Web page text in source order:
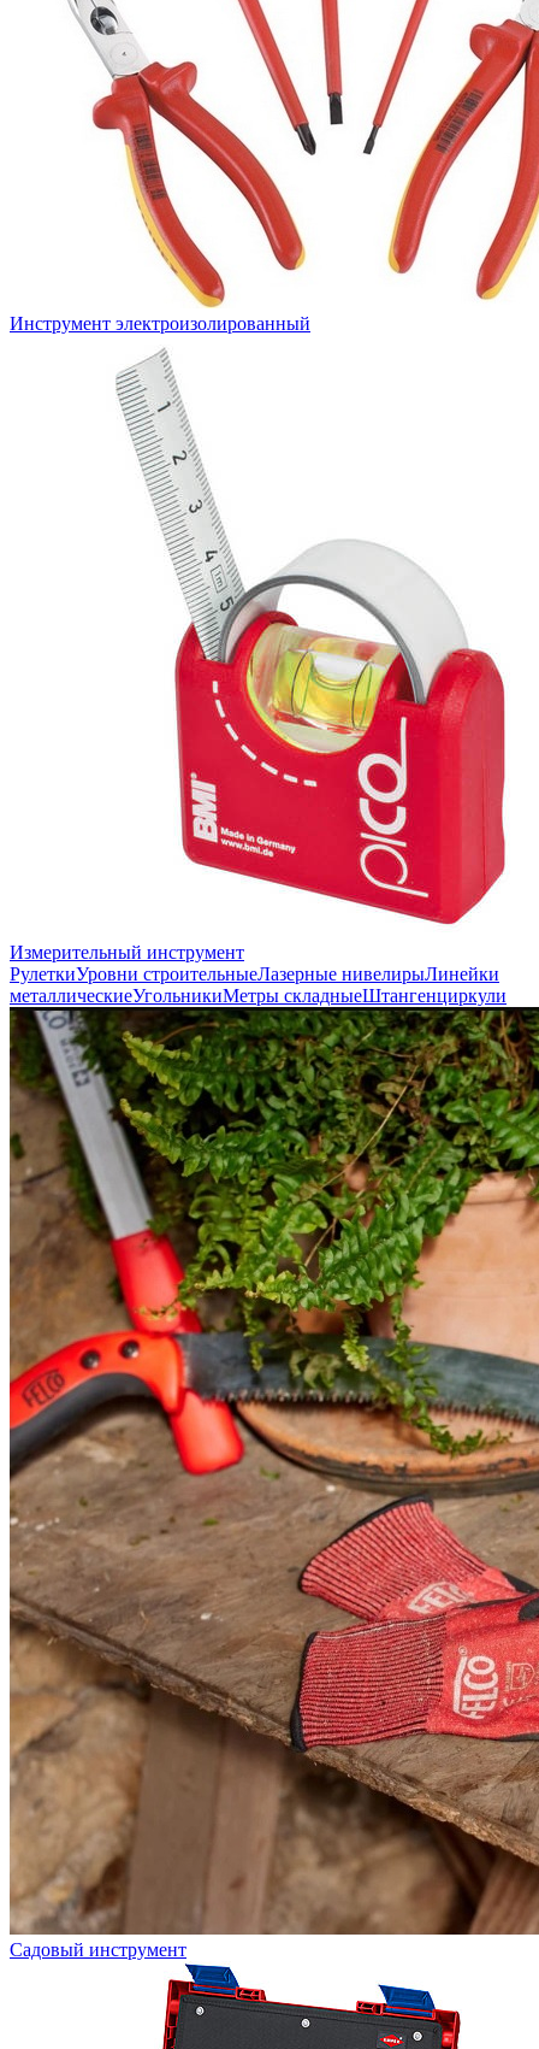
Инструмент электроизолированный
Измерительный инструмент
РулеткиУровни строительныеЛазерные нивелирыЛинейки
металлическиеУгольникиМетры складныеШтангенциркули
Садовый инструмент